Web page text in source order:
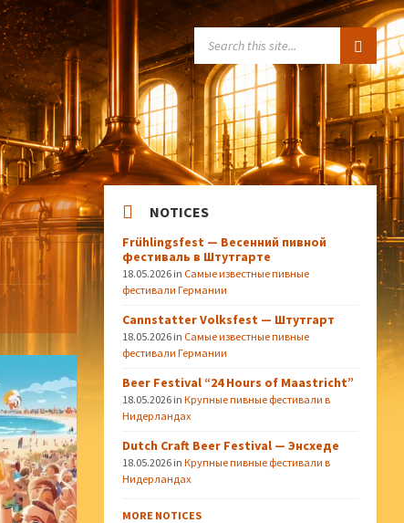
NOTICES
Frühlingsfest — Весенний пивной
фестиваль в Штутгарте
18.05.2026 in Самые известные пивные
фестивали Германии
Cannstatter Volksfest — Штутгарт
18.05.2026 in Самые известные пивные
фестивали Германии
Beer Festival “24 Hours of Maastricht”
18.05.2026 inКрупные пивные фестивали в
Нидерландах
Dutch Craft Beer Festival — Энсхеде
18.05.2026 inКрупные пивные фестивали в
Нидерландах
MORE NOTICES